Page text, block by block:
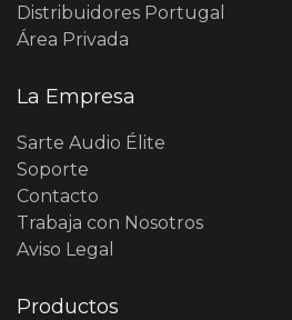
Distribuidores Portugal
Área Privada
La Empresa
Sarte Audio Élite
Soporte
Contacto
Trabaja con Nosotros
Aviso Legal
Productos